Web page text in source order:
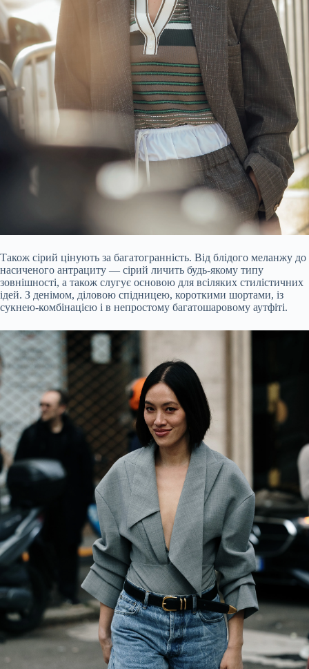
Також сірий цінують за багатогранність. Від блідого меланжу до
насиченого антрациту — сірий личить будь-якому типу
зовнішності, а також слугує основою для всіляких стилістичних
ідей. З денімом, діловою спідницею, короткими шортами, із
сукнею-комбінацією і в непростому багатошаровому аутфіті.